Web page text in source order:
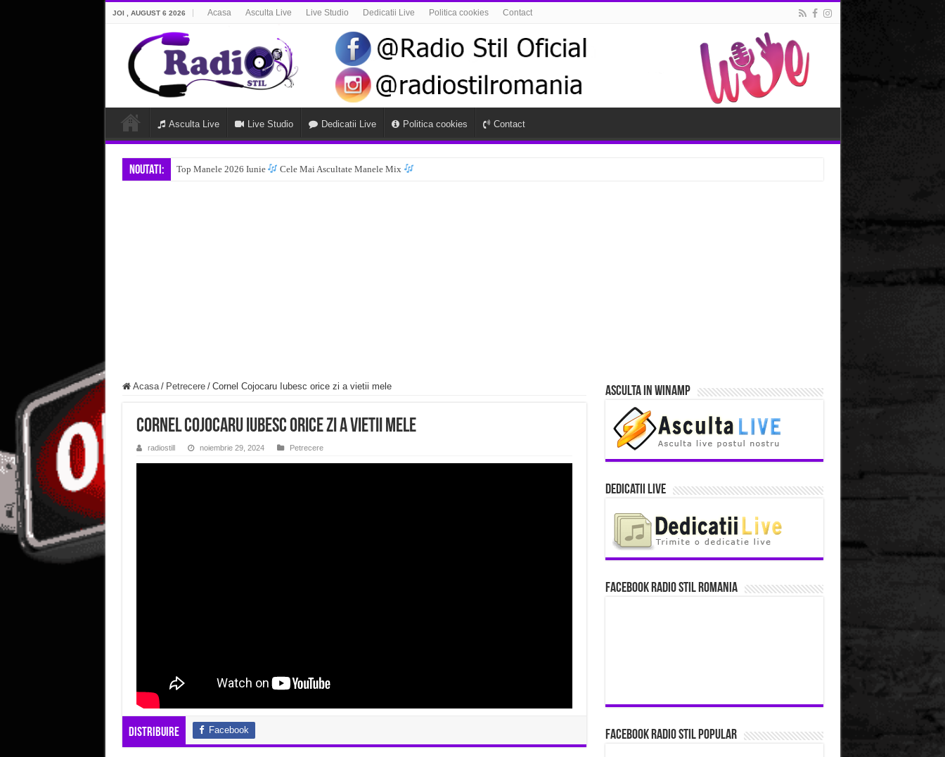
JOI , AUGUST 6 2026 Acasa Asculta Live Live Studio Dedicatii Live Politica cookies Contact
Asculta Live Live Studio Dedicatii Live Politica cookies Contact
Noutati: Top Manele 2026 Iunie Cele Mai Ascultate Manele Mix
Acasa / Petrecere / Cornel Cojocaru Iubesc orice zi a vietii mele
Cornel Cojocaru Iubesc orice zi a vietii mele
radiostill noiembrie 29, 2024 Petrecere
Distribuire Facebook
Asculta in Winamp
Dedicatii Live
Facebook Radio Stil Romania
Facebook Radio Stil Popular